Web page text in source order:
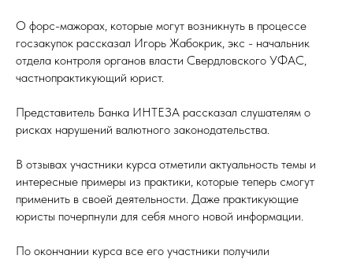
О форс-мажорах, которые могут возникнуть в процессе
госзакупок рассказал Игорь Жабокрик, экс - начальник
отдела контроля органов власти Свердловского УФАС,
частнопрактикующий юрист.
Представитель Банка ИНТЕЗА рассказал слушателям о
рисках нарушений валютного законодательства.
В отзывах участники курса отметили актуальность темы и
интересные примеры из практики, которые теперь смогут
применить в своей деятельности. Даже практикующие
юристы почерпнули для себя много новой информации.
По окончании курса все его участники получили